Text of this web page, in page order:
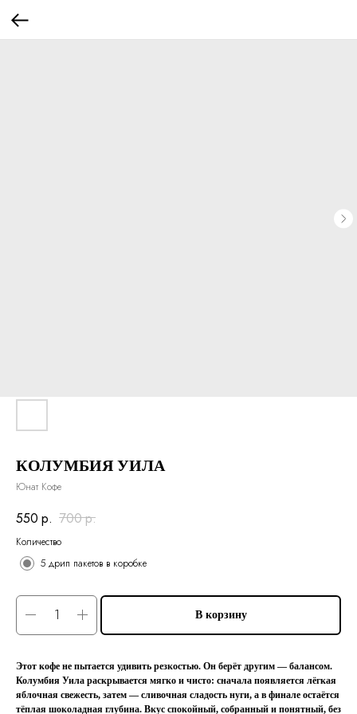
КОЛУМБИЯ УИЛА
Юнат Кофе
550 р. 700р.
Количество
5 дрип пакетов в коробке
В корзину
Этот кофе не пытается удивить резкостью. Он берёт другим — балансом.
Колумбия Уила раскрывается мягко и чисто: сначала появляется лёгкая
яблочная свежесть, затем — сливочная сладость нуги, а в финале остаётся
тёплая шоколадная глубина. Вкус спокойный, собранный и понятный, без